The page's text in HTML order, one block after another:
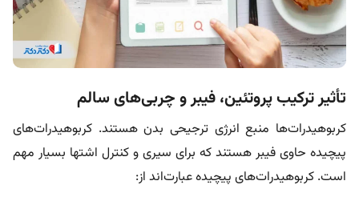
تأثیر ترکیب پروتئین، فیبر و چربی‌های سالم
کربوهیدرات‌ها منبع انرژی ترجیحی بدن هستند. کربوهیدرات‌های
پیچیده حاوی فیبر هستند که برای سیری و کنترل اشتها بسیار مهم
است. کربوهیدرات‌های پیچیده عبارت‌اند از: